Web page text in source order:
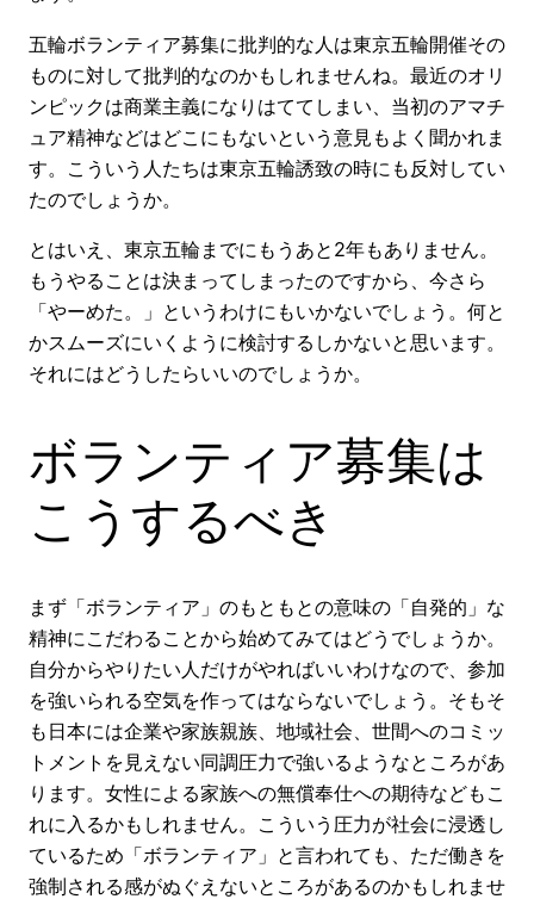
五輪ボランティア募集に批判的な人は東京五輪開催その
ものに対して批判的なのかもしれませんね。最近のオリ
ンピックは商業主義になりはててしまい、当初のアマチ
ュア精神などはどこにもないという意見もよく聞かれま
す。こういう人たちは東京五輪誘致の時にも反対してい
たのでしょうか。
とはいえ、東京五輪までにもうあと2年もありません。
もうやることは決まってしまったのですから、今さら
「やーめた。」というわけにもいかないでしょう。何と
かスムーズにいくように検討するしかないと思います。
それにはどうしたらいいのでしょうか。
ボランティア募集は
こうするべき
まず「ボランティア」のもともとの意味の「自発的」な
精神にこだわることから始めてみてはどうでしょうか。
自分からやりたい人だけがやればいいわけなので、参加
を強いられる空気を作ってはならないでしょう。そもそ
も日本には企業や家族親族、地域社会、世間へのコミッ
トメントを見えない同調圧力で強いるようなところがあ
ります。女性による家族への無償奉仕への期待などもこ
れに入るかもしれません。こういう圧力が社会に浸透し
ているため「ボランティア」と言われても、ただ働きを
強制される感がぬぐえないところがあるのかもしれませ